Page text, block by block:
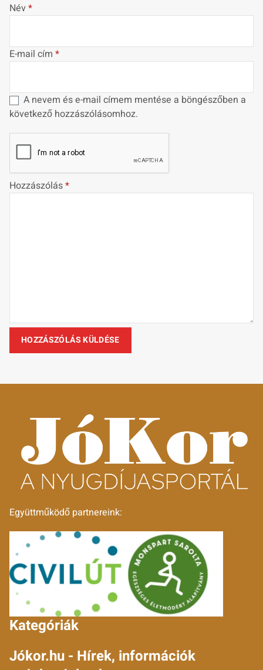
Név*
E-mail cím *
A nevem és e-mail címem mentése a böngészőben a
következő hozzászólásomhoz.
Hozzászólás*
Együttműködő partnereink:
Kategóriák
Jókor.hu - Hírek, információk